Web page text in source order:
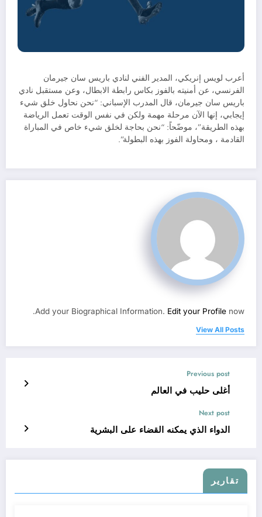
أعرب لويس إنريكي، المدير الفني لنادي باريس سان جيرمان
الفرنسي، عن أمنيته بالفوز بكاس رابطة الابطال، وعن مستقبل نادي
باريس سان جيرمان، قال المدرب الإسباني: “نحن نحاول خلق شيء
إيجابي، إنها الآن مرحلة مهمة ولكن في نفس الوقت تعمل الرياضة
بهذه الطريقة”، موضّحاً: “نحن بحاجة لخلق شيء خاص في المباراة
القادمة ، ومحاولة الفوز بهذه البطولة”.
Add your Biographical Information. Edit your Profile now.
View All Posts
Previous post
أغلى حليب في العالم
Next post
الدواء الذي يمكنه القضاء على البشرية
تقارير